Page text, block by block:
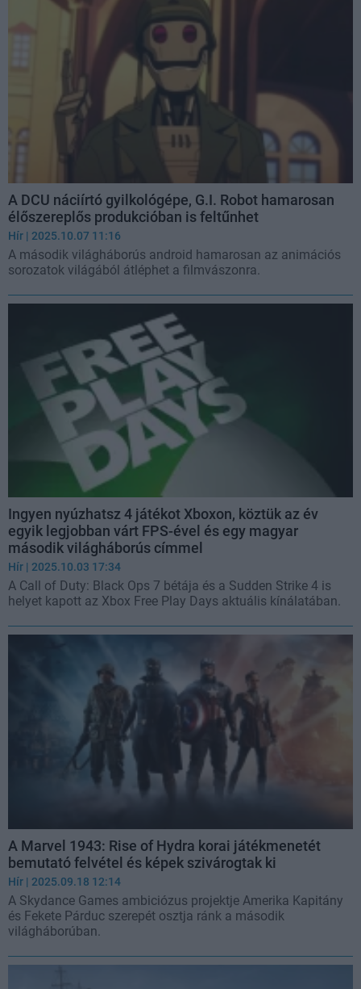
A DCU náciírtó gyilkológépe, G.I. Robot hamarosan
élőszereplős produkcióban is feltűnhet
Hír | 2025.10.07 11:16
A második világháborús android hamarosan az animációs
sorozatok világából átléphet a filmvászonra.
Ingyen nyúzhatsz 4 játékot Xboxon, köztük az év
egyik legjobban várt FPS-ével és egy magyar
második világháborús címmel
Hír | 2025.10.03 17:34
A Call of Duty: Black Ops 7 bétája és a Sudden Strike 4 is
helyet kapott az Xbox Free Play Days aktuális kínálatában.
A Marvel 1943: Rise of Hydra korai játékmenetét
bemutató felvétel és képek szivárogtak ki
Hír | 2025.09.18 12:14
A Skydance Games ambiciózus projektje Amerika Kapitány
és Fekete Párduc szerepét osztja ránk a második
világháborúban.